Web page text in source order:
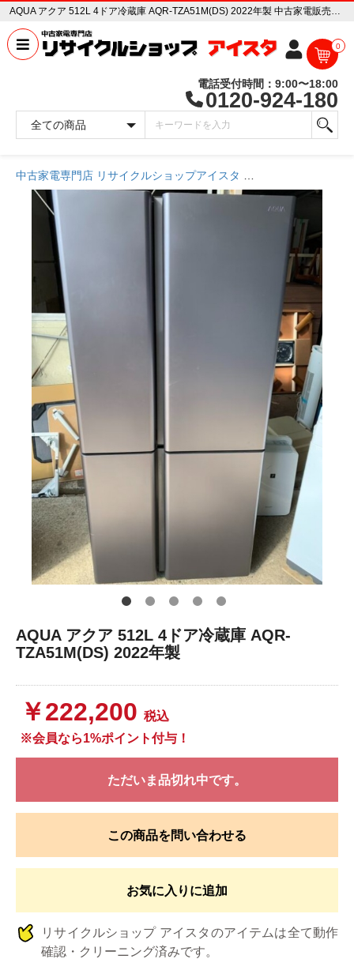
AQUA アクア 512L 4ドア冷蔵庫 AQR-TZA51M(DS) 2022年製 中古家電販売専門店 リサイクルショップ アイスタ
0
電話受付時間：9:00〜18:00
0120-924-180
中古家電専門店 リサイクルショップアイスタ
AQUA アクア 512L 4ドア冷蔵庫 AQR-
TZA51M(DS) 2022年製
￥222,200 税込
※会員なら1%ポイント付与！
ただいま品切れ中です。
この商品を問い合わせる
お気に入りに追加
リサイクルショップ アイスタのアイテムは全て動作
確認・クリーニング済みです。